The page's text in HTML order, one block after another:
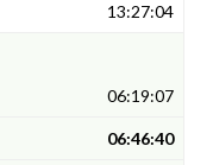
13:27:04
06:19:07
06:46:40